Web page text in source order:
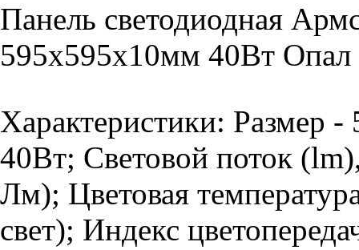
Панель светодиодная
595х595х10мм 40Вт
Характеристики: Размер
40Вт; Световой поток
Лм); Цветовая
свет); Индекс